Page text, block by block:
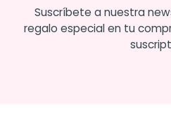
Suscríbete a nuestra
regalo especial en tu